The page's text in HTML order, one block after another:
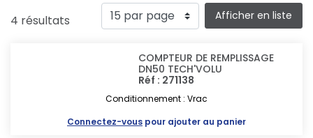
4 résultats Afficher en liste
COMPTEUR DE REMPLISSAGE
DN50 TECH'VOLU
Réf : 271138
Conditionnement : Vrac
Connectez-vous pour ajouter au panier